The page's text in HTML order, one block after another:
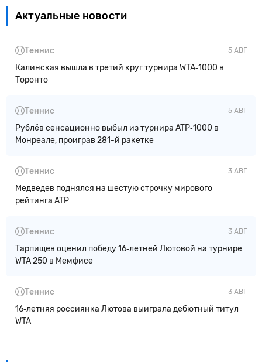
Актуальные новости
5 АВГ
Теннис
Калинская вышла в третий круг турнира WTA‑1000 в
Торонто
5 АВГ
Теннис
Рублёв сенсационно выбыл из турнира ATP‑1000 в
Монреале, проиграв 281-й ракетке
3 АВГ
Теннис
Медведев поднялся на шестую строчку мирового
рейтинга ATP
3 АВГ
Теннис
Тарпищев оценил победу 16‑летней Лютовой на турнире
WTA 250 в Мемфисе
3 АВГ
Теннис
16‑летняя россиянка Лютова выиграла дебютный титул
WTA